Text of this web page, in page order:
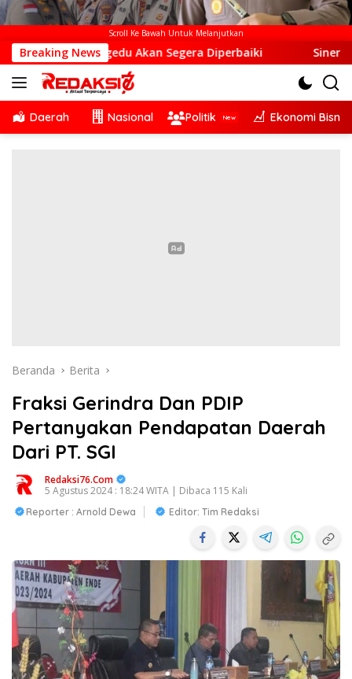
Scroll Ke Bawah Untuk Melanjutkan
Breaking News
Akan Segera Diperbaiki Sinergi Lintas Sektor,
Daerah Nasional Politik Ekonomi Bisnis
Beranda Berita
Fraksi Gerindra Dan PDIP
Pertanyakan Pendapatan Daerah
Dari PT. SGI
Redaksi76.com
5 Agustus 2024 : 18:24 WITA | Dibaca 115 Kali
Reporter : Arnold Dewa Editor: Tim Redaksi